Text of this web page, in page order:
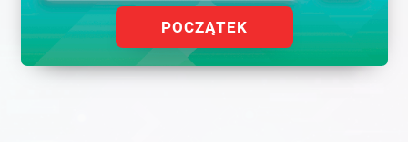
POCZĄTEK